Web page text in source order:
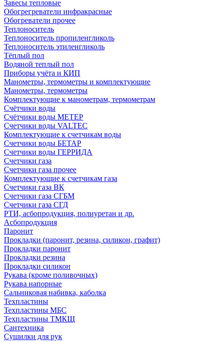
Завесы тепловые
Обогрегреватели инфракрасные
Обогреватели прочее
Теплоноситель
Теплоноситель пропиленгликоль
Теплоноситель этиленгликоль
Тёплый пол
Водяной теплый пол
Приборы учёта и КИП
Манометры, термометры и комплектующие
Манометры, термометры
Комплектующие к манометрам, термометрам
Счётчики воды
Счётчики воды МЕТЕР
Счетчики воды VALTEC
Комплектующие к счетчикам воды
Счетчики воды БЕТАР
Счетчики воды ГЕРРИДА
Счетчики газа
Счетчики газа прочее
Комплектующие к счетчикам газа
Счетчики газа ВК
Счетчики газа СГБМ
Счетчики газа СГД
РТИ, асбопродукция, полиуретан и др.
Асбопродукция
Паронит
Прокладки (паронит, резина, силикон, графит)
Прокладки паронит
Прокладки резина
Прокладки силикон
Рукава (кроме поливочных)
Рукава напорные
Сальниковая набивка, каболка
Техпластины
Техпластины МБС
Техпластины ТМКЩ
Сантехника
Сушилки для рук